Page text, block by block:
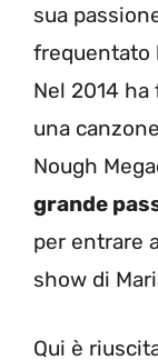
sua
frequentato
Nel 2014
una
Nough
grande
per entrare
show di
Qui è